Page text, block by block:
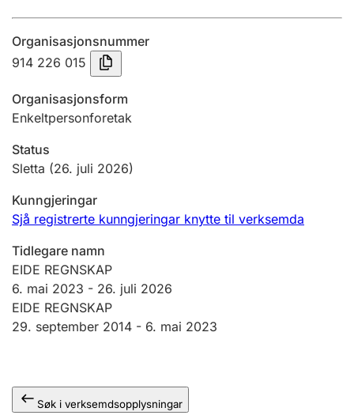
Innsending og forseinkingsgebyr
Tinglysing
Jeger
Ektepaktrettleiaren
Andre tema
Organisasjonsnummer
914 226 015
Organisasjonsform
Enkeltpersonforetak
Status
Sletta (26. juli 2026)
Kunngjeringar
Sjå registrerte kunngjeringar knytte til verksemda
Tidlegare namn
EIDE REGNSKAP
6. mai 2023 - 26. juli 2026
EIDE REGNSKAP
29. september 2014 - 6. mai 2023
Søk i verksemdsopplysningar